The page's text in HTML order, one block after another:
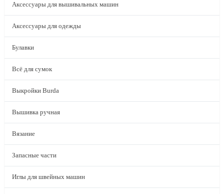
Аксессуары для вышивальных машин
Аксессуары для одежды
Булавки
Всё для сумок
Выкройки Burda
Вышивка ручная
Вязание
Запасные части
Иглы для швейных машин